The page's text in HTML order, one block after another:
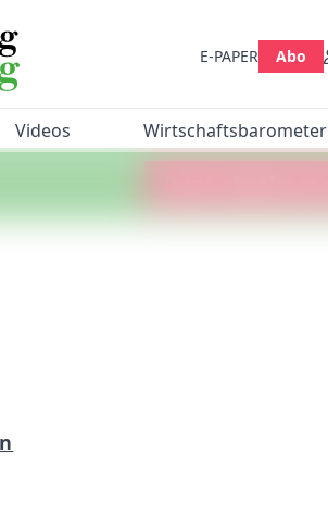
E-PAPER Abo
Videos Wirtschaftsbarometer